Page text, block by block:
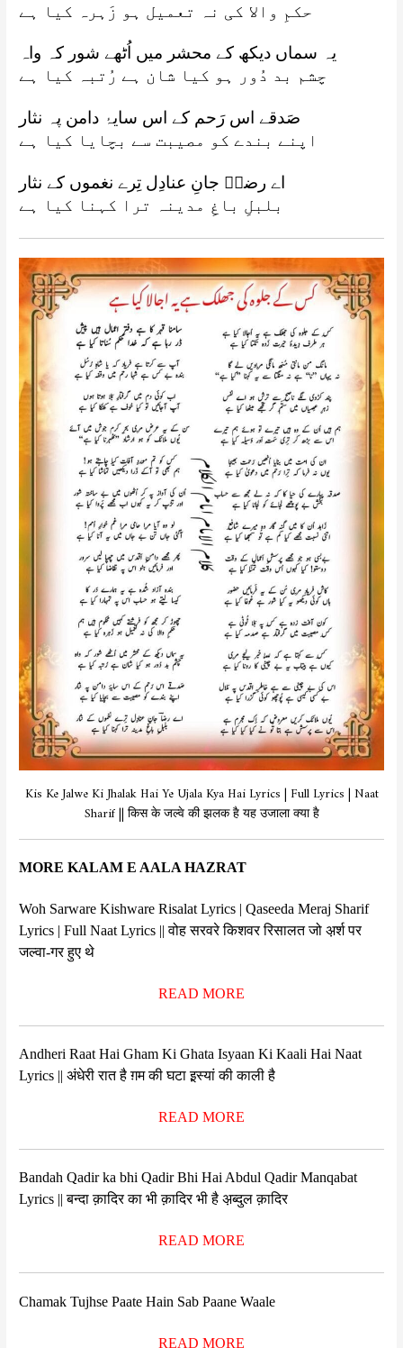
حکمِ والا کی نہ تعمیل ہو زَہرہ کیا ہے
یہ سماں دیکھ کے محشر میں اُٹھے شور کہ واہ
چشم بد دُور ہو کیا شان ہے رُتبہ کیا ہے
صَدقے اس رَحم کے اس سایۂ دامن پہ نثار
اپنے بندے کو مصیبت سے بچایا کیا ہے
اے رضاؔ جانِ عنادِل تِرے نغموں کے نثار
بلبلِ باغِ مدینہ ترا کہنا کیا ہے
Kis Ke Jalwe Ki Jhalak Hai Ye Ujala Kya Hai Lyrics | Full Lyrics | Naat
Sharif || किस के जल्वे की झलक है यह उजाला क्या है
MORE KALAM E AALA HAZRAT
Woh Sarware Kishware Risalat Lyrics | Qaseeda Meraj Sharif
Lyrics | Full Naat Lyrics || वोह सरवरे किशवर रिसालत जो अ़र्श पर
जल्वा-गर हुए थे
READ MORE
Andheri Raat Hai Gham Ki Ghata Isyaan Ki Kaali Hai Naat
Lyrics || अंधेरी रात है ग़म की घटा इ़स्यां की काली है
READ MORE
Bandah Qadir ka bhi Qadir Bhi Hai Abdul Qadir Manqabat
Lyrics || बन्दा क़ादिर का भी क़ादिर भी है अ़ब्दुल क़ादिर
READ MORE
Chamak Tujhse Paate Hain Sab Paane Waale
READ MORE